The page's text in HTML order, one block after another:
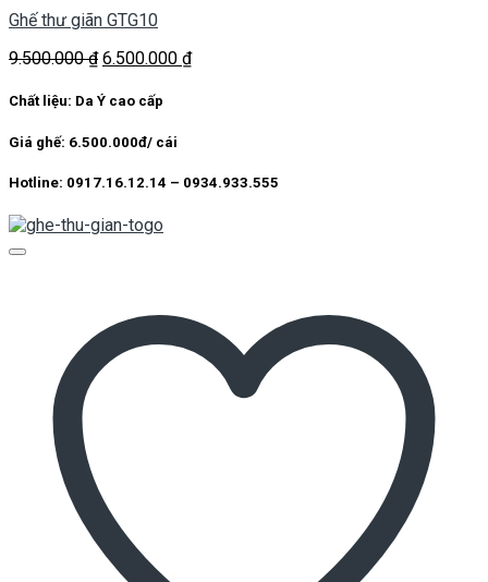
Ghế thư giãn GTG10
9.500.000₫ Giá
là:
6.500.000 ₫Giá
Chất liệu: Da Ý cao cấp
Giá ghế: 6.500.000đ/ cái
Hotline: 0917.16.12.14 – 0934.933.555